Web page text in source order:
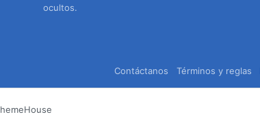
ocultos.
Contáctanos Términos y reglas